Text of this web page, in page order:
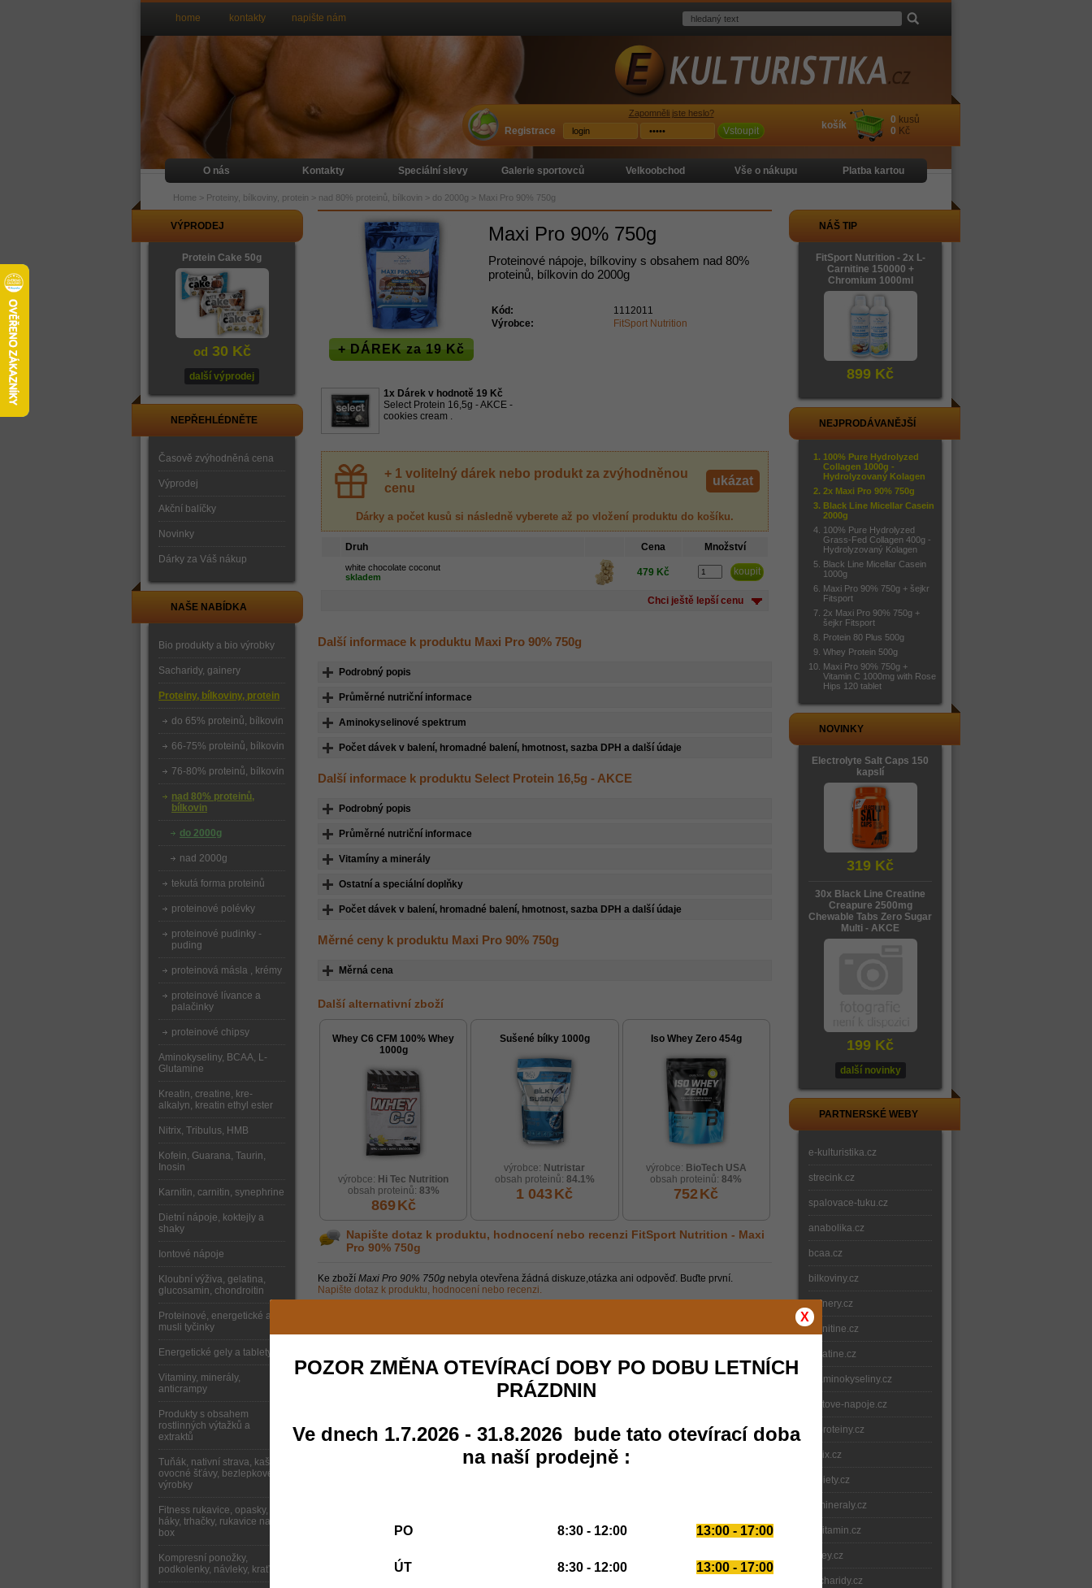
+ DÁREK za 19 Kč
Maxi Pro 90% 750g
Proteinové nápoje, bílkoviny s obsahem nad 80%
proteinů, bílkovin do 2000g
Kód:
1112011
Výrobce:
FitSport Nutrition
1x Dárek v hodnotě 19 Kč
Select Protein 16,5g - AKCE -
cookies cream .
+ 1 volitelný dárek nebo produkt za zvýhodněnou
cenu
ukázat
Dárky a počet kusů si následně vyberete až po vložení produktu do košíku.
Druh Cena Množství
white chocolate coconut
skladem
479 Kč
Chci ještě lepší cenu
Další informace k produktu Maxi Pro 90% 750g
Podrobný popis
Průměrné nutriční informace
Aminokyselinové spektrum
Počet dávek v balení, hromadné balení, hmotnost, sazba DPH a další údaje
Další informace k produktu Select Protein 16,5g - AKCE
Podrobný popis
Průměrné nutriční informace
Vitamíny a minerály
Ostatní a speciální doplňky
Počet dávek v balení, hromadné balení, hmotnost, sazba DPH a další údaje
Měrné ceny k produktu Maxi Pro 90% 750g
Měrná cena
Další alternativní zboží
Whey C6 CFM 100% Whey
1000g
výrobce: Hi Tec Nutrition
obsah proteinů: 83%
869Kč
Sušené bílky 1000g
výrobce: Nutristar
obsah proteinů: 84.1%
1 043Kč
Iso Whey Zero 454g
výrobce: BioTech USA
obsah proteinů:84%
752Kč
Napište dotaz k produktu, hodnocení nebo recenzi FitSport Nutrition - Maxi
Pro 90% 750g
Ke zboží Maxi Pro 90% 750g nebyla otevřena žádná diskuze,otázka ani odpověď. Buďte první.
Napište dotaz k produktu, hodnocení nebo recenzi.
VÝPRODEJ
Protein Cake 50g
od 30 Kč
další výprodej
NEPŘEHLÉDNĚTE
Časově zvýhodněná cena
Výprodej
Akční balíčky
Novinky
Dárky za Váš nákup
NAŠE NABÍDKA
Bio produkty a bio výrobky
Sacharidy, gainery
Proteiny, bílkoviny, protein
do 65% proteinů, bílkovin
66-75% proteinů, bílkovin
76-80% proteinů, bílkovin
nad 80% proteinů,
bílkovin
do 2000g
nad 2000g
tekutá forma proteinů
proteinové polévky
proteinové pudinky -
puding
proteinová másla , krémy
proteinové lívance a
palačinky
proteinové chipsy
Aminokyseliny, BCAA, L-
Glutamine
Kreatin, creatine, kre-
alkalyn, kreatin ethyl ester
Nitrix, Tribulus, HMB
Kofein, Guarana, Taurin,
Inosin
Karnitin, carnitin, synephrine
Dietní nápoje, koktejly a
shaky
Iontové nápoje
Kloubní výživa, gelatina,
glucosamin, chondroitin
Proteinové, energetické a
musli tyčinky
Energetické gely a tablety
Vitaminy, minerály,
anticrampy
Produkty s obsahem
rostlinných výtažků a
extraktů
Tuňák, nativní strava, kaše,
ovocné šťávy, bezlepkové
výrobky
Fitness rukavice, opasky,
háky, trhačky, rukavice na
box
Kompresní ponožky,
podkolenky, návleky, kraťasy
NÁŠ TIP
FitSport Nutrition - 2x L-
Carnitine 150000 +
Chromium 1000ml
899 Kč
NEJPRODÁVANĚJŠÍ
100% Pure Hydrolyzed
Collagen 1000g -
Hydrolyzovaný Kolagen
2x Maxi Pro 90% 750g
Black Line Micellar Casein
2000g
100% Pure Hydrolyzed
Grass-Fed Collagen 400g -
Hydrolyzovaný Kolagen
Black Line Micellar Casein
1000g
Maxi Pro 90% 750g + šejkr
Fitsport
2x Maxi Pro 90% 750g +
šejkr Fitsport
Protein 80 Plus 500g
Whey Protein 500g
Maxi Pro 90% 750g +
Vitamin C 1000mg with Rose
Hips 120 tablet
NOVINKY
Electrolyte Salt Caps 150
kapslí
319 Kč
30x Black Line Creatine
Creapure 2500mg
Chewable Tabs Zero Sugar
Multi - AKCE
199 Kč
další novinky
PARTNERSKÉ WEBY
e-kulturistika.cz
strecink.cz
spalovace-tuku.cz
anabolika.cz
bcaa.cz
bilkoviny.cz
gainery.cz
carnitine.cz
creatine.cz
e-aminokyseliny.cz
iontove-napoje.cz
e-proteiny.cz
nitrix.cz
e-diety.cz
e-mineraly.cz
e-vitamin.cz
whey.cz
sacharidy.cz
home kontakty napište nám
O nás Kontakty Speciální slevy Galerie sportovců Velkoobchod Vše o nákupu Platba kartou
Home > Proteiny, bílkoviny, protein > nad 80% proteinů, bílkovin > do 2000g > Maxi Pro 90% 750g
košík 0 kusů
0 Kč
Registrace
Zapomněli jste heslo?
Vstoupit
X
POZOR ZMĚNA OTEVÍRACÍ DOBY PO DOBU LETNÍCH
PRÁZDNIN
Ve dnech 1.7.2026 - 31.8.2026 bude tato otevírací doba
na naší prodejně :
PO 8:30 - 12:00 13:00 - 17:00
ÚT 8:30 - 12:00 13:00 - 17:00